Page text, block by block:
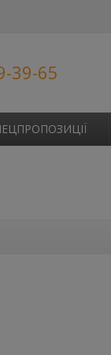
39-65